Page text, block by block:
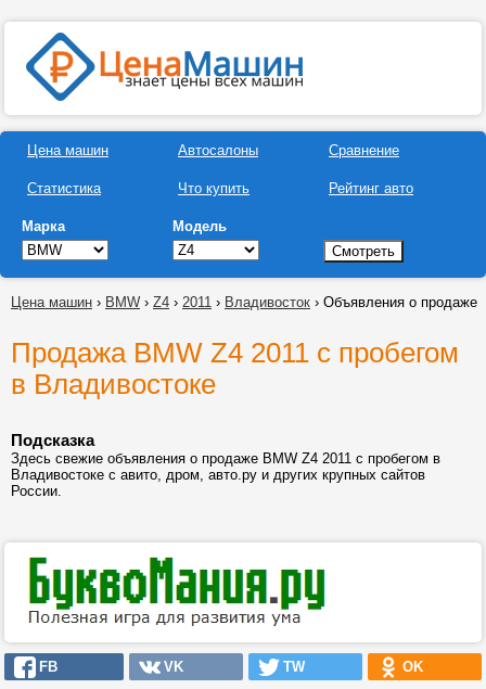
Цена машин
Статистика
Автосалоны
Что купить
Сравнение
Рейтинг авто
Марка Модель
Цена машин › BMW › Z4 › 2011 › Владивосток › Объявления о продаже
Продажа BMW Z4 2011 с пробегом
в Владивостоке
Подсказка
Здесь свежие объявления о продаже BMW Z4 2011 с пробегом в
Владивостоке с авито, дром, авто.ру и других крупных сайтов
России.
FB VK TW OK